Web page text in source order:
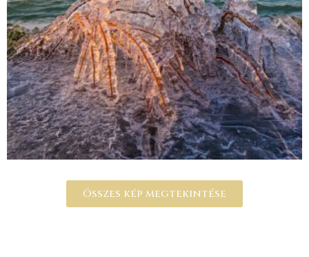
Összes kép megtekintése